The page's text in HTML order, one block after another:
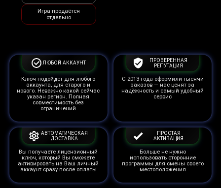
Игра продаётся
отдельно
ЛЮБОЙ АККАУНТ
Ключ подойдет для любого
аккаунта, для старого и
нового. Неважно какой сейчас
указан регион. Полная
совместимость без
ограничений
ПРОВЕРЕННАЯ
РЕПУТАЦИЯ
С 2013 года оформили тысячи
заказов — нас ценят за
надёжность и самый удобный
сервис
АВТОМАТИЧЕСКАЯ
ДОСТАВКА
Вы получаете лицензионный
ключ, который Вы сможете
активировать на Ваш личный
аккаунт сразу после оплаты
ПРОСТАЯ
АКТИВАЦИЯ
Больше не нужно
использовать сторонние
программы для смены своего
местоположения